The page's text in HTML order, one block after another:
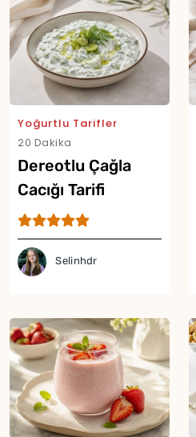
Yoğurtlu Tarifler
20 Dakika
Dereotlu Çağla
Cacığı Tarifi
Selinhdr